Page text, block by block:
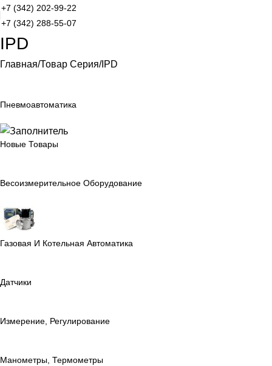
+7 (342) 202-99-22
+7 (342) 288-55-07
IPD
Главная Товар Серия IPD
Пневмоавтоматика
Новые Товары
Весоизмерительное Оборудование
Газовая И Котельная Автоматика
Датчики
Измерение, Регулирование
Манометры, Термометры